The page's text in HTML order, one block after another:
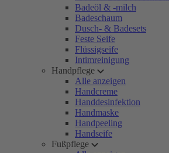
Badeöl & -milch
Badeschaum
Dusch- & Badesets
Feste Seife
Flüssigseife
Intimreinigung
Handpflege
Alle anzeigen
Handcreme
Handdesinfektion
Handmaske
Handpeeling
Handseife
Fußpflege